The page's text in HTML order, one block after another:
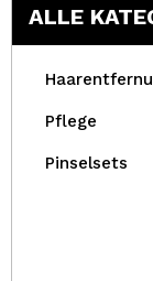
ALLE
Pflege
Pinselsets